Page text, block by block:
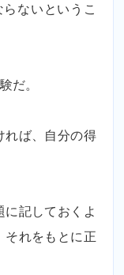
ないというこ
だ。
れば、自分の得
記しておくよ
それをもとに正